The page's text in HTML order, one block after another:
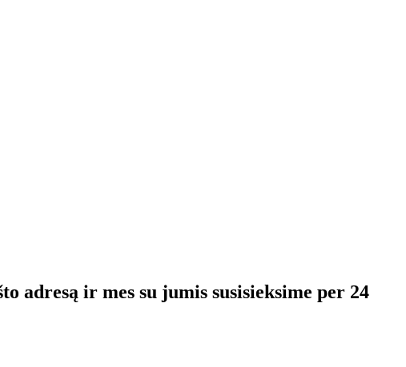
adresą ir mes su jumis susisieksime per 24